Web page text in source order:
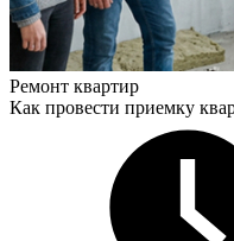
Ремонт квартир
Как провести приемку